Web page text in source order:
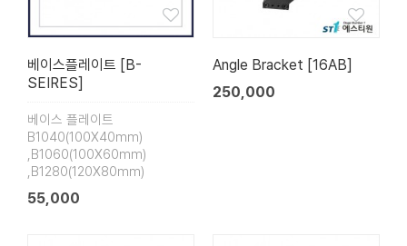
베이스플레이트 [B-
SEIRES]
베이스 플레이트
B1040(100X40mm)
,B1060(100X60mm)
,B1280(120X80mm)
55,000
Angle Bracket [16AB]
250,000